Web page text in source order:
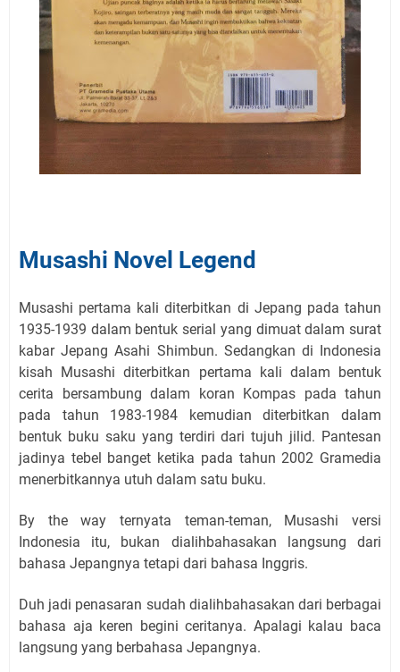
Musashi Novel Legend
Musashi pertama kali diterbitkan di Jepang pada tahun
1935-1939 dalam bentuk serial yang dimuat dalam surat
kabar Jepang Asahi Shimbun. Sedangkan di Indonesia
kisah Musashi diterbitkan pertama kali dalam bentuk
cerita bersambung dalam koran Kompas pada tahun
pada tahun 1983-1984 kemudian diterbitkan dalam
bentuk buku saku yang terdiri dari tujuh jilid. Pantesan
jadinya tebel banget ketika pada tahun 2002 Gramedia
menerbitkannya utuh dalam satu buku.
By the way ternyata teman-teman, Musashi versi
Indonesia itu, bukan dialihbahasakan langsung dari
bahasa Jepangnya tetapi dari bahasa Inggris.
Duh jadi penasaran sudah dialihbahasakan dari berbagai
bahasa aja keren begini ceritanya. Apalagi kalau baca
langsung yang berbahasa Jepangnya.